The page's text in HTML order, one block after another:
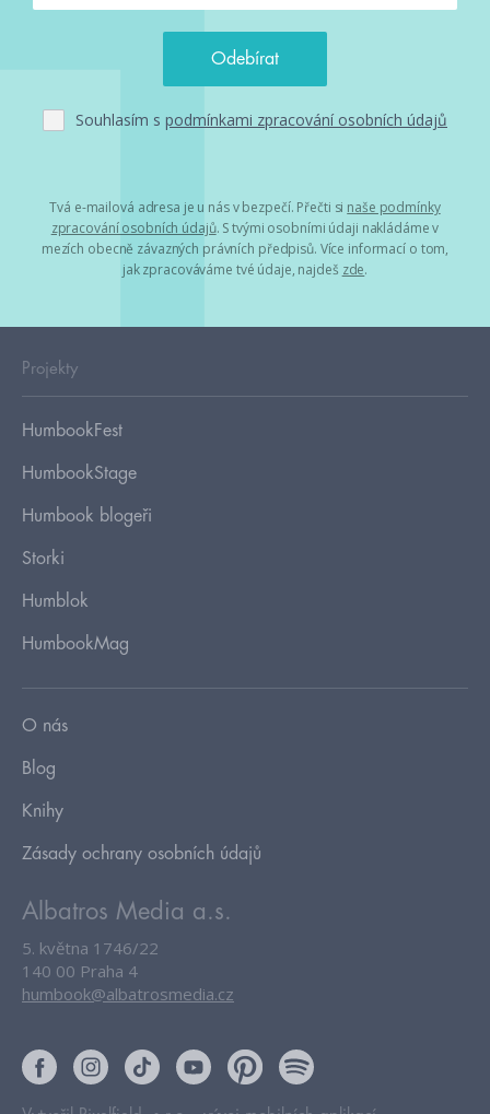
Souhlasím s podmínkami zpracování osobních údajů
Tvá e-mailová adresa je u nás v bezpečí. Přečti si naše podmínky
zpracování osobních údajů. S tvými osobními údaji nakládáme v
mezích obecně závazných právních předpisů. Více informací o tom,
jak zpracováváme tvé údaje, najdeš zde.
Projekty
HumbookFest
HumbookStage
Humbook blogeři
Storki
Humblok
HumbookMag
O nás
Blog
Knihy
Zásady ochrany osobních údajů
Albatros Media a.s.
5. května 1746/22
140 00 Praha 4
humbook@albatrosmedia.cz